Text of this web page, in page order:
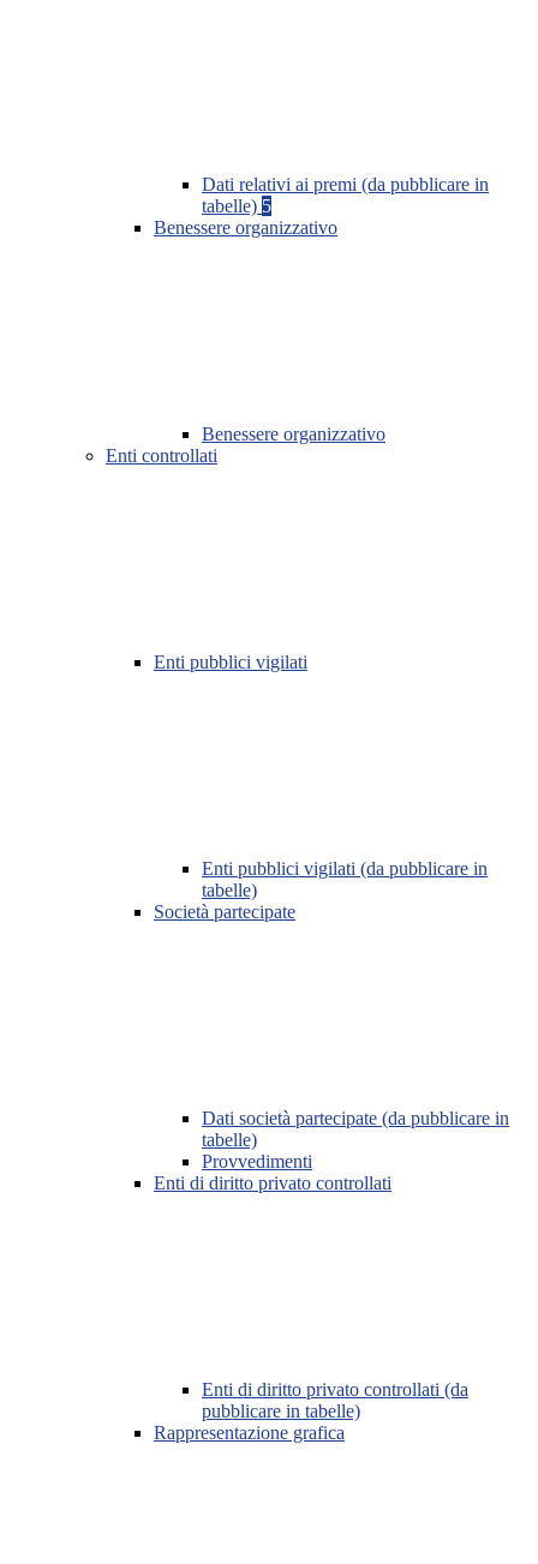
Dati relativi ai premi (da pubblicare in
tabelle) 5
Benessere organizzativo
Benessere organizzativo
Enti controllati
Enti pubblici vigilati
Enti pubblici vigilati (da pubblicare in
tabelle)
Società partecipate
Dati società partecipate (da pubblicare in
tabelle)
Provvedimenti
Enti di diritto privato controllati
Enti di diritto privato controllati (da
pubblicare in tabelle)
Rappresentazione grafica